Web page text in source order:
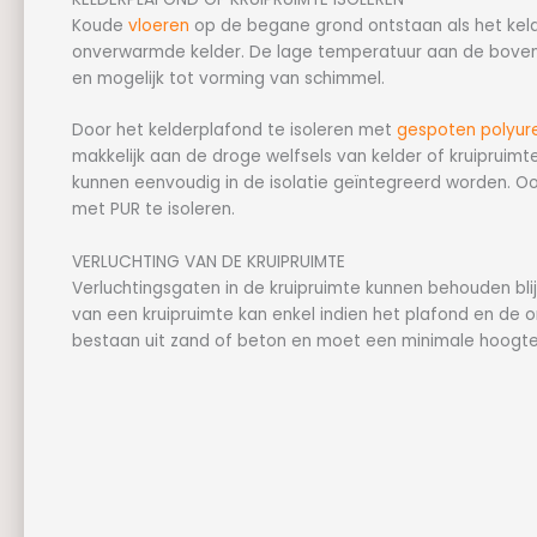
Koude vloeren op de begane grond ontstaan als het
onverwarmde kelder. De lage temperatuur aan de
en mogelijk tot vorming van schimmel.
Door het kelderplafond te isoleren met gespoten
makkelijk aan de droge welfsels van kelder of
kunnen eenvoudig in de isolatie geïntegreerd worden.
met PUR te isoleren.
VERLUCHTING VAN DE KRUIPRUIMTE
Verluchtingsgaten in de kruipruimte kunnen behouden
van een kruipruimte kan enkel indien het plafond en de
bestaan uit zand of beton en moet een minimale